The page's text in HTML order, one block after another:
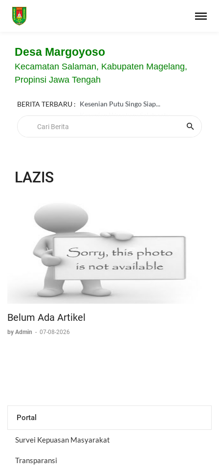
Desa Margoyoso
Kecamatan Salaman, Kabupaten Magelang,
Propinsi Jawa Tengah
BERITA TERBARU : Kesenian Putu Singo Siap...
LAZIS
Belum Ada Artikel
by Admin - 07-08-2026
Portal
Survei Kepuasan Masyarakat
Transparansi